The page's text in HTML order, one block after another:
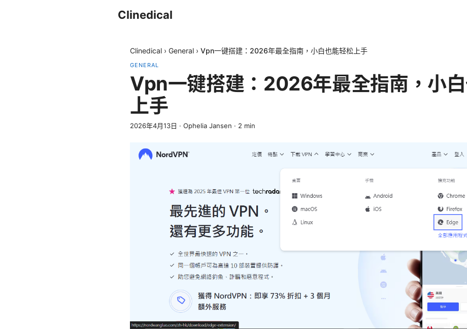
Clinedical
Clinedical › General › Vpn一键搭建：2026年最全指南，小白也能轻松上手
GENERAL
Vpn一键搭建：2026年最全指南，小
上手
2026年4月13日 · Ophelia Jansen · 2 min